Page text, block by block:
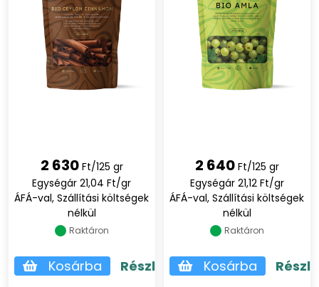
2 630 Ft/125 gr
Egységár 21,04 Ft/gr
ÁFÁ-val, Szállítási költségek
nélkül
Raktáron
Kosárba Részletek
2 640 Ft/125 gr
Egységár 21,12 Ft/gr
ÁFÁ-val, Szállítási költségek
nélkül
Raktáron
Kosárba